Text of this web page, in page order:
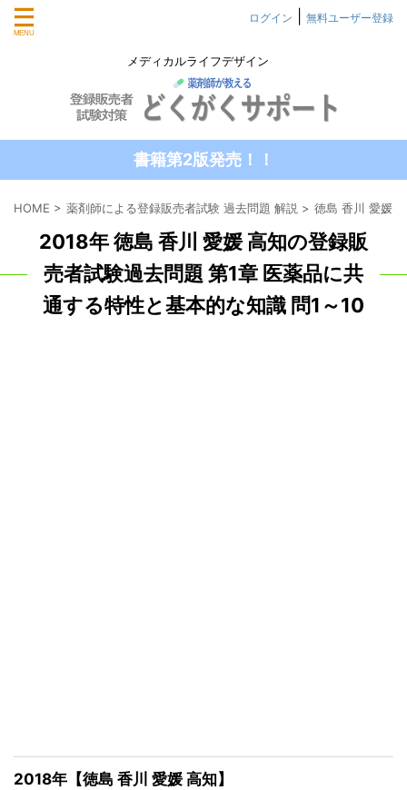
メディカルライフデザイン
ログイン 無料ユーザー登録
書籍第2版発売！！
HOME > 薬剤師による登録販売者試験 過去問題 解説 > 徳島 香川 愛媛
2018年 徳島 香川 愛媛 高知の登録販
売者試験過去問題 第1章 医薬品に共
通する特性と基本的な知識 問1～10
2018年【徳島 香川 愛媛 高知】